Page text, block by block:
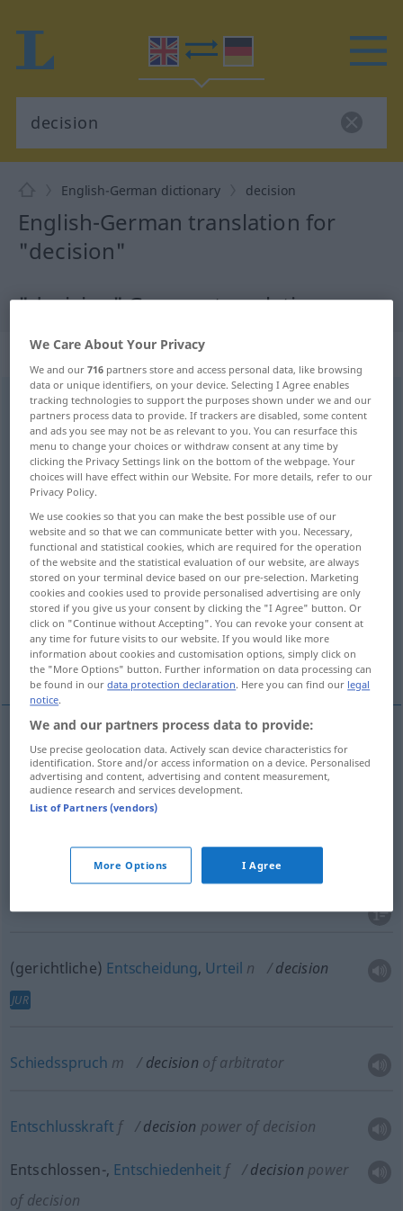
English-German dictionary decision
English-German translation for
"decision"
"decision" German translation
„decision“: noun
decision [diˈsiʒən]s
Overview of all translations
(For more details, click/tap on the translation)
Entschluss
gerichtliche Entscheidung, Urteil
Schiedsspruch
Entschlusskraft, Entschlossen-,
Entschiedenheit
Entschlussm decisionresult of making up one’s
mind
Entscheidung decision of dispute
(gerichtliche) Entscheidung, Urteil n decision
JUR
Schiedsspruch m decision of arbitrator
Entschlusskraft f decision power of decision
Entschlossen-, Entschiedenheit f decision power
of decision
We Care About Your Privacy
We and our716 partners store and access personal data, like browsing
data or unique identifiers, on your device. Selecting I Agree enables
tracking technologies to support the purposes shown under we and our
partners process data to provide. If trackers are disabled, some content
and ads you see may not be as relevant to you. You can resurface this
menu to change your choices or withdraw consent at any time by
clicking the Privacy Settings link on the bottom of the webpage. Your
choices will have effect within our Website. For more details, refer to our
Privacy Policy.
We use cookies so that you can make the best possible use of our
website and so that we can communicate better with you. Necessary,
functional and statistical cookies, which are required for the operation
of the website and the statistical evaluation of our website, are always
stored on your terminal device based on our pre-selection. Marketing
cookies and cookies used to provide personalised advertising are only
stored if you give us your consent by clicking the "I Agree" button. Or
click on "Continue without Accepting". You can revoke your consent at
any time for future visits to our website. If you would like more
information about cookies and customisation options, simply click on
the "More Options" button. Further information on data processing can
be found in ourdata protection declaration. Here you can find our legal
notice.
We and our partners process data to provide:
Use precise geolocation data. Actively scan device characteristics for
identification. Store and/or access information on a device. Personalised
advertising and content, advertising and content measurement,
audience research and services development.
List of Partners (vendors)
More Options I Agree